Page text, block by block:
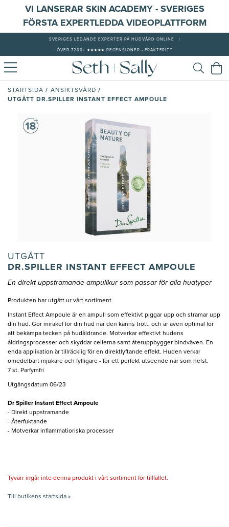
VI LANSERAR SKIN ACADEMY - SVERIGES
FÖRSTA EXPERTLEDDA VIDEOPLATTFORM
SVERIGES LEDANDE EXPERTER PÅ HUDVÅRD ONLINE
ÖVER 7200+ ★★★★★ RECENSIONER - FRAKTFRITT
STARTSIDA / ANSIKTSVÅRD /
UTGÅTT DR.SPILLER INSTANT EFFECT AMPOULE
UTGÅTT
DR.SPILLER INSTANT EFFECT AMPOULE
En direkt uppstramande ampullkur som passar för alla hudtyper
Produkten har utgått ur vårt sortiment
Instant Effect Ampoule är en ampull som effektivt piggar upp och stramar upp
din hud. Gör mirakel för din hud när den känns trött, och är även optimal för
att bekämpa tecken på hudåldrande. Motverkar effektivt hudens
åldringsprocesser och skyddar cellerna samt återuppbygger bindväven. En
enda applikation är tillräcklig för en direktlyftande effekt. Huden verkar
omedelbart mjukare och fylligare - för ett perfekt utseende när som helst.
7 st. Parfymfri
Utgångsdatum 06/23
Dr Spiller Instant Effect Ampoule
- Direkt uppstramande
- Återfuktande
- Motverkar inflammatioriska processer
Tyvärr ingår inte denna produkt i vårt sortiment för tillfället.
Till butikens startsida »